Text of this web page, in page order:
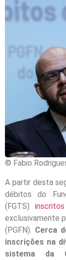
© Fabio
A partir desta
débitos do
(FGTS)
exclusivamente
(PGFN). Cerca
inscrições na
sistema da